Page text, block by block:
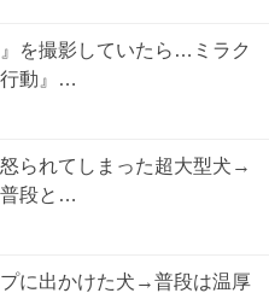
を撮影していたら…ミラク
行動』…
られてしまった超大型犬→
段と…
に出かけた犬→普段は温厚